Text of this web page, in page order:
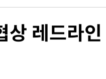
매도사이드카 발동…4%대 급락
일째 지속…비공식 '초열대야' 30
상 레드라